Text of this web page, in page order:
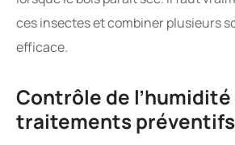
ces insectes et combiner plusieurs
efficace.
Contrôle de
traitements préventifs